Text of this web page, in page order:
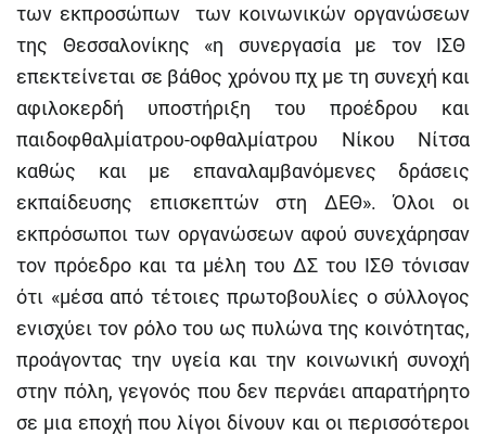
των εκπροσώπων των κοινωνικών οργανώσεων
της Θεσσαλονίκης «η συνεργασία με τον ΙΣΘ
επεκτείνεται σε βάθος χρόνου πχ με τη συνεχή και
αφιλοκερδή υποστήριξη του προέδρου και
παιδοφθαλμίατρου-οφθαλμίατρου Νίκου Νίτσα
καθώς και με επαναλαμβανόμενες δράσεις
εκπαίδευσης επισκεπτών στη ΔΕΘ». Όλοι οι
εκπρόσωποι των οργανώσεων αφού συνεχάρησαν
τον πρόεδρο και τα μέλη του ΔΣ του ΙΣΘ τόνισαν
ότι «μέσα από τέτοιες πρωτοβουλίες ο σύλλογος
ενισχύει τον ρόλο του ως πυλώνα της κοινότητας,
προάγοντας την υγεία και την κοινωνική συνοχή
στην πόλη, γεγονός που δεν περνάει απαρατήρητο
σε μια εποχή που λίγοι δίνουν και οι περισσότεροι